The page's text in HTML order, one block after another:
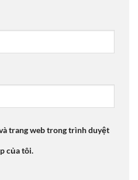
trang web trong trình duyệt
của tôi.